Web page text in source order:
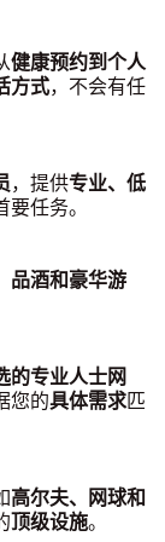
健康预约到个人
方式，不会有任
，提供专业、低
任务。
品酒和豪华游
的专业人士网
您的具体需求匹
高尔夫、网球和
顶级设施。